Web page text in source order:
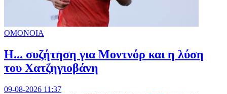
ΟΜΟΝΟΙΑ
Η... συζήτηση για Μοντνόρ και η λύση
του Χατζηγιοβάνη
09-08-2026 11:37